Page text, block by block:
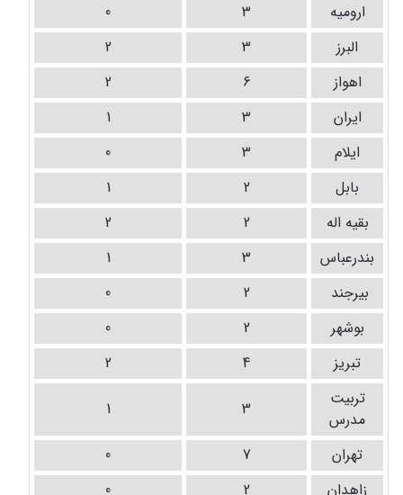
ارومیه
3
0
البرز
3
2
اهواز
6
2
ایران
3
1
ایلام
3
0
بابل
2
1
بقیه اله
2
2
بندرعباس
3
1
بیرجند
2
0
بوشهر
2
0
تبریز
4
2
تربیت
مدرس
3
1
تهران 7
0
زاهدان
2
0